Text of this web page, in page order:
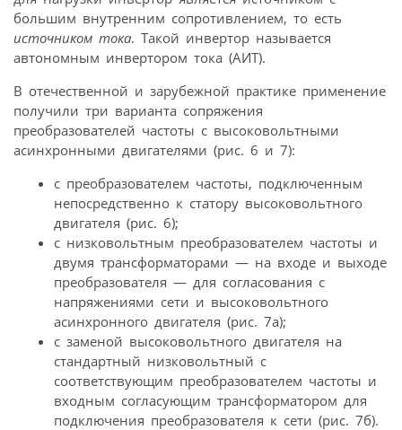
большим внутренним сопротивлением, то есть
источником тока. Такой инвертор называется
автономным инвертором тока (АИТ).
В отечественной и зарубежной практике применение
получили три варианта сопряжения
преобразователей частоты с высоковольтными
асинхронными двигателями (рис. 6 и 7):
с преобразователем частоты, подключенным
непосредственно к статору высоковольтного
двигателя (рис. 6);
с низковольтным преобразователем частоты и
двумя трансформаторами — на входе и выходе
преобразователя — для согласования с
напряжениями сети и высоковольтного
асинхронного двигателя (рис. 7а);
с заменой высоковольтного двигателя на
стандартный низковольтный с
соответствующим преобразователем частоты и
входным согласующим трансформатором для
подключения преобразователя к сети (рис. 7б).